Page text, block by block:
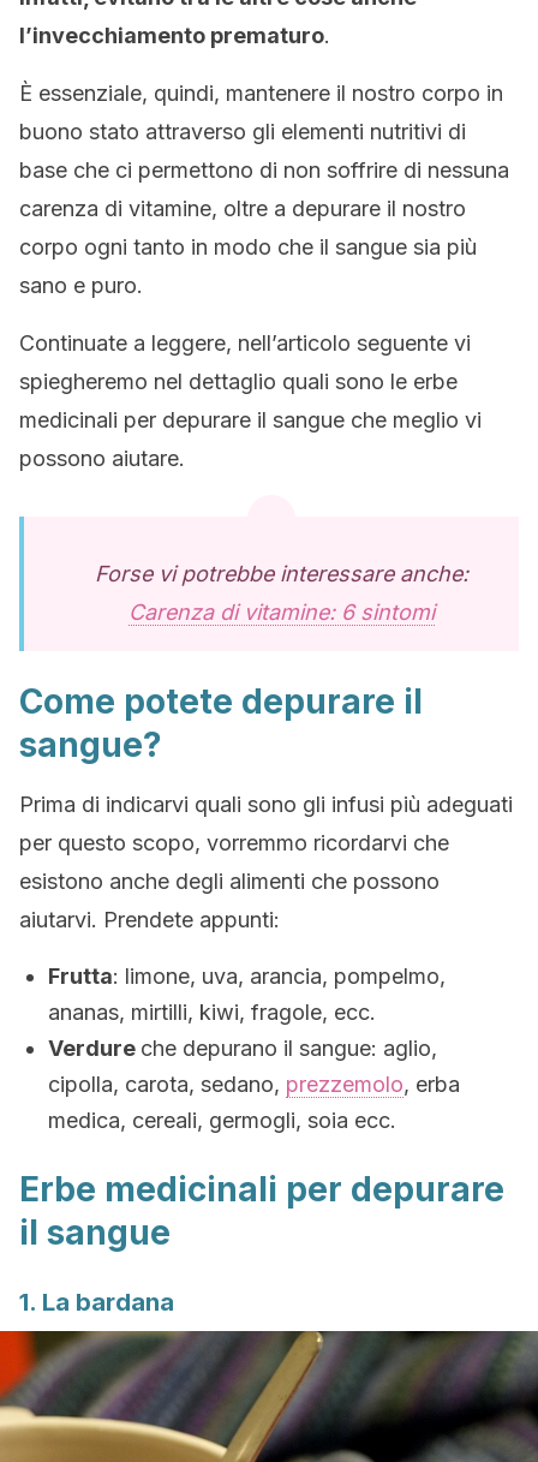
l’invecchiamento prematuro.
È essenziale, quindi, mantenere il nostro corpo in
buono stato attraverso gli elementi nutritivi di
base che ci permettono di non soffrire di nessuna
carenza di vitamine, oltre a depurare il nostro
corpo ogni tanto in modo che il sangue sia più
sano e puro.
Continuate a leggere, nell’articolo seguente vi
spiegheremo nel dettaglio quali sono le erbe
medicinali per depurare il sangue che meglio vi
possono aiutare.
Forse vi potrebbe interessare anche:
Carenza di vitamine: 6 sintomi
Come potete depurare il
sangue?
Prima di indicarvi quali sono gli infusi più adeguati
per questo scopo, vorremmo ricordarvi che
esistono anche degli alimenti che possono
aiutarvi. Prendete appunti:
Frutta: limone, uva, arancia, pompelmo,
ananas, mirtilli, kiwi, fragole, ecc.
Verdure che depurano il sangue: aglio,
cipolla, carota, sedano, prezzemolo, erba
medica, cereali, germogli, soia ecc.
Erbe medicinali per depurare
il sangue
1. La bardana